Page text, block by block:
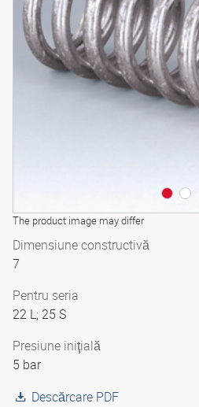
The product image may differ
Dimensiune constructivă
7
Pentru seria
22 L; 25 S
Presiune iniţială
5 bar
Descărcare PDF